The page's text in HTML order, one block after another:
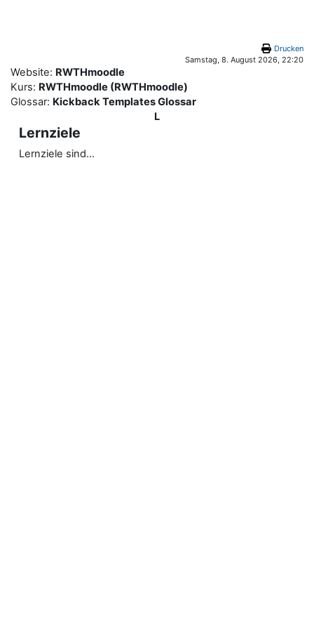
Drucken
Samstag, 8. August 2026, 22:20
Website: RWTHmoodle
Kurs: RWTHmoodle (RWTHmoodle)
Glossar: Kickback Templates Glossar
L
Lernziele
Lernziele sind...